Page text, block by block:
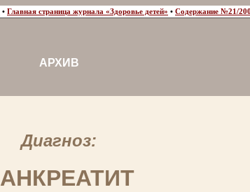
• Главная страница журнала «Здоровье детей» • Содержание №21/
АРХИВ
Диагноз: